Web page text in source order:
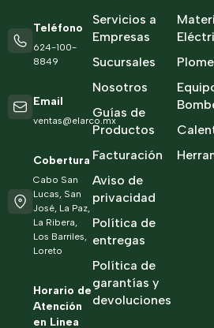
Servicios a
Empresas
Sucursales
Nosotros
Guías de
Productos
Facturación
Aviso de
privacidad
Política de
entregas
Política de
garantías y
devoluciones
Teléfono
624-100-
8849
Email
ventas@elarco.mx
Cobertura
Cabo San
Lucas, San
José, La Paz,
La Ribera,
Los Barriles,
Loreto
Horario de
Atención
en Linea